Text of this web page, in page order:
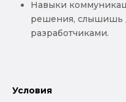
Навыки
решения, слышишь
разработчиками.
Условия